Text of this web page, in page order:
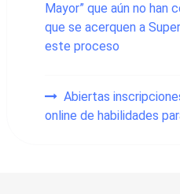
Mayor” que aún no han
que se acerquen a
este proceso
Abiertas
online de habilidades